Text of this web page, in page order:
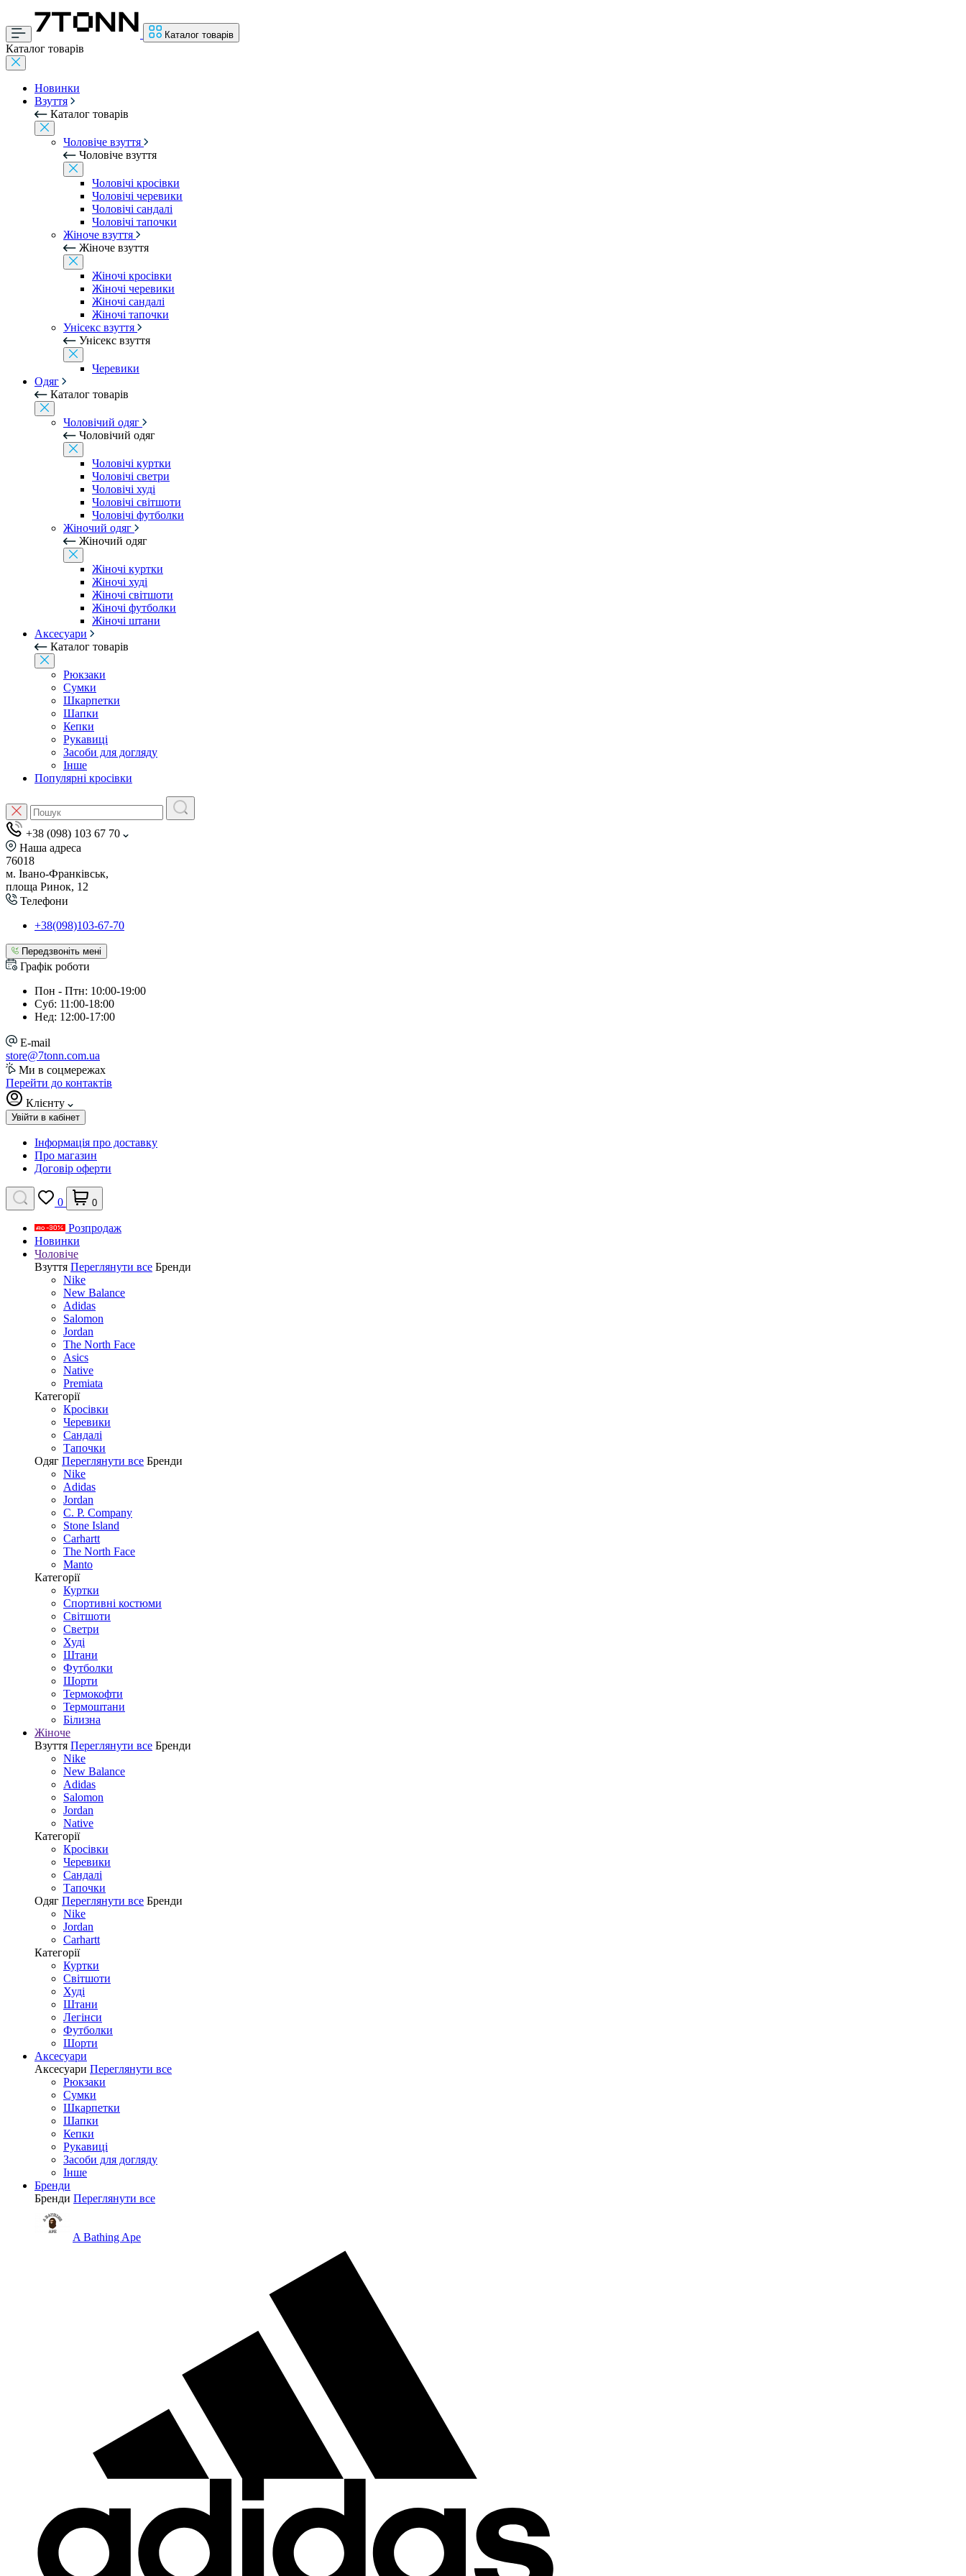
Каталог товарів
Каталог товарів
Новинки
Взуття
Каталог товарів
Чоловіче взуття
Чоловіче взуття
Чоловічі кросівки
Чоловічі черевики
Чоловічі сандалі
Чоловічі тапочки
Жіноче взуття
Жіноче взуття
Жіночі кросівки
Жіночі черевики
Жіночі сандалі
Жіночі тапочки
Унісекс взуття
Унісекс взуття
Черевики
Одяг
Каталог товарів
Чоловічий одяг
Чоловічий одяг
Чоловічі куртки
Чоловічі светри
Чоловічі худі
Чоловічі світшоти
Чоловічі футболки
Жіночий одяг
Жіночий одяг
Жіночі куртки
Жіночі худі
Жіночі світшоти
Жіночі футболки
Жіночі штани
Аксесуари
Каталог товарів
Рюкзаки
Сумки
Шкарпетки
Шапки
Кепки
Рукавиці
Засоби для догляду
Інше
Популярні кросівки
+38 (098) 103 67 70
Наша адреса
76018
м. Івано-Франківськ,
площа Ринок, 12
Телефони
+38(098)103-67-70
Передзвоніть мені
Графік роботи
Пон - Птн: 10:00-19:00
Суб: 11:00-18:00
Нед: 12:00-17:00
E-mail
store@7tonn.com.ua
Ми в соцмережах
Перейти до контактів
Клієнту
Увійти в кабінет
Інформація про доставку
Про магазин
Договір оферти
0 0
Розпродаж
Новинки
Чоловіче
Взуття Переглянути все Бренди
Nike
New Balance
Adidas
Salomon
Jordan
The North Face
Asics
Native
Premiata
Категорії
Кросівки
Черевики
Сандалі
Tапочки
Одяг Переглянути все Бренди
Nike
Adidas
Jordan
C. P. Company
Stone Island
Carhartt
The North Face
Manto
Категорії
Куртки
Спортивні костюми
Світшоти
Светри
Худі
Штани
Футболки
Шорти
Термокофти
Термоштани
Білизна
Жіноче
Взуття Переглянути все Бренди
Nike
New Balance
Adidas
Salomon
Jordan
Native
Категорії
Кросівки
Черевики
Сандалі
Tапочки
Одяг Переглянути все Бренди
Nike
Jordan
Carhartt
Категорії
Куртки
Світшоти
Худі
Штани
Легінси
Футболки
Шорти
Аксесуари
Аксесуари Переглянути все
Рюкзаки
Сумки
Шкарпетки
Шапки
Кепки
Рукавиці
Засоби для догляду
Інше
Бренди
Бренди Переглянути все
A Bathing Ape